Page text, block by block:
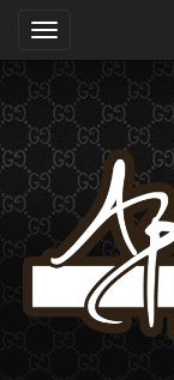
Toggle
navigation